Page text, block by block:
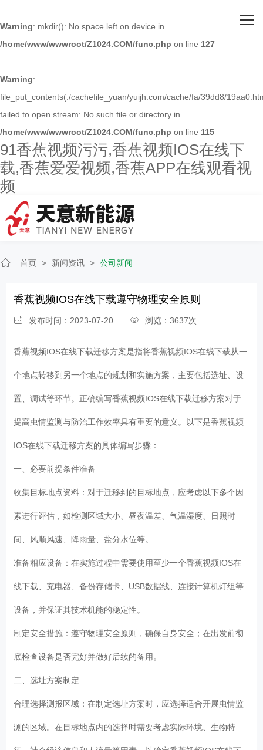
Warning: mkdir(): No space left on device in
/home/www/wwwroot/Z1024.COM/func.php on line 127
Warning:
file_put_contents(./cachefile_yuan/yuijh.com/cache/fa/39dd8/
failed to open stream: No such file or directory in
/home/www/wwwroot/Z1024.COM/func.php on line 115
91香蕉视频污污,香蕉视频IOS在线下
载,香蕉爱爱视频,香蕉APP在线观看视
频
关于91香蕉视频污污
主营产品
人才招聘
新闻资讯
联系91香蕉视频污污
首页 > 新闻资讯 > 公司新闻
香蕉视频IOS在线下载遵守物理安全原则
发布时间：2023-07-20 浏览：3637次
香蕉视频IOS在线下载迁移方案是指将香蕉视频IOS在线下载从一
个地点转移到另一个地点的规划和实施方案，主要包括选址、设
置、调试等环节。正确编写香蕉视频IOS在线下载迁移方案对于
提高虫情监测与防治工作效率具有重要的意义。以下是香蕉视频
IOS在线下载迁移方案的具体编写步骤：
一、必要前提条件准备
收集目标地点资料：对于迁移到的目标地点，应考虑以下多个因
素进行评估，如检测区域大小、昼夜温差、气温湿度、日照时
间、风顺风速、降雨量、盐分水位等。
准备相应设备：在实施过程中需要使用至少一个香蕉视频IOS在
线下载、充电器、备份存储卡、USB数据线、连接计算机灯组等
设备，并保证其技术机能的稳定性。
制定安全措施：遵守物理安全原则，确保自身安全；在出发前彻
底检查设备是否完好并做好后续的备用。
二、选址方案制定
合理选择测报区域：在制定选址方案时，应选择适合开展虫情监
测的区域。在目标地点内的选择时需要考虑实际环境、生物特